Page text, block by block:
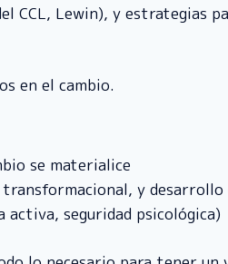
CCL, Lewin), y
en el cambio.
se materialice
y
seguridad psicológica)